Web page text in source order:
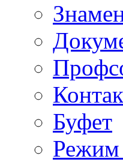
Буфет
Режим